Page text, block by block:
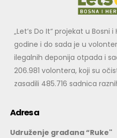
„Let’s Do It“ projekat u Bosni
godine i do sada je u
ilegalnih deponija otpada i
206.981 volontera, koji su
zasadili 485.716 sadnica
Adresa
Udruženje građana “Ruke"